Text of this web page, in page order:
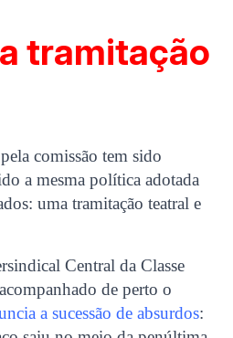
tramitação
comissão tem sido
a mesma política adotada
uma tramitação teatral e
Central da Classe
de perto o
a sucessão de absurdos: